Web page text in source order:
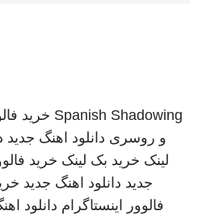
Spanish Shadowing خرید
و روسری دانلود اهنگ جدید
لینک خرید بک لینک خرید
جدید دانلود اهنگ جدید
فالوور اینستاگرام دانلود